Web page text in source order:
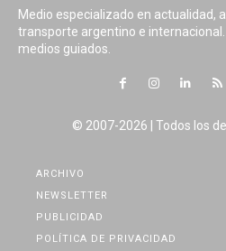
Medio especializado en actualidad,
transporte argentino e
medios guiados.
© 2007-2026 | Todos los
ARCHIVO
NEWSLETTER
PUBLICIDAD
POLÍTICA DE PRIVACIDAD